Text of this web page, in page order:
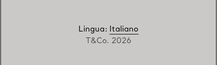
Lingua: Italiano
T&Co. 2026